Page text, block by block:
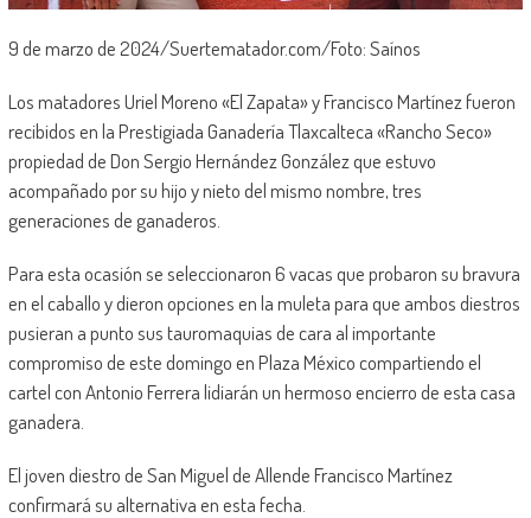
9 de marzo de 2024/Suertematador.com/Foto: Saínos
Los matadores Uriel Moreno «El Zapata» y Francisco Martínez fueron
recibidos en la Prestigiada Ganadería Tlaxcalteca «Rancho Seco»
propiedad de Don Sergio Hernández González que estuvo
acompañado por su hijo y nieto del mismo nombre, tres
generaciones de ganaderos.
Para esta ocasión se seleccionaron 6 vacas que probaron su bravura
en el caballo y dieron opciones en la muleta para que ambos diestros
pusieran a punto sus tauromaquias de cara al importante
compromiso de este domingo en Plaza México compartiendo el
cartel con Antonio Ferrera lidiarán un hermoso encierro de esta casa
ganadera.
El joven diestro de San Miguel de Allende Francisco Martínez
confirmará su alternativa en esta fecha.